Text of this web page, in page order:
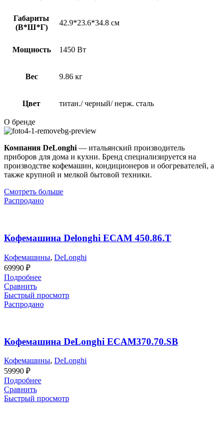
Габариты
(В*Ш*Г)
42.9*23.6*34.8 см
Мощность 1450 Вт
Вес 9.86 кг
Цвет титан./ черный/ нерж. сталь
О бренде
Компания DeLonghi— итальянский производитель
приборов для дома и кухни. Бренд специализируется на
производстве кофемашин, кондиционеров и обогревателей, а
также крупной и мелкой бытовой техники.
Смотреть больше
Распродано
Кофемашина Delonghi ECAM 450.86.T
Кофемашины, DeLonghi
69990 ₽
Подробнее
Сравнить
Быстрый просмотр
Распродано
Кофемашина DeLonghi ECAM370.70.SB
Кофемашины, DeLonghi
59990 ₽
Подробнее
Сравнить
Быстрый просмотр